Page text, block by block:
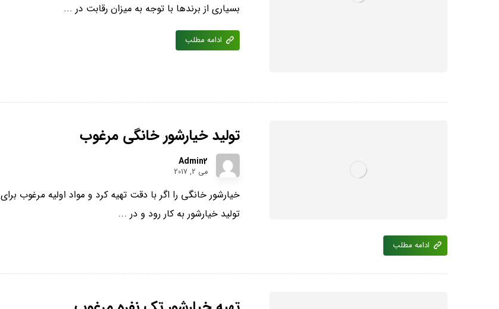
بسیاری از برندها با توجه به میزان رقابت در ...
ادامه مطلب
تولید خیارشور خانگی مرغوب
Admin2
می 2, 2017
خیارشور خانگی را اگر با دقت تهیه کرد و مواد اولیه مرغوب برای
تولید خیارشور به کار رود و در ...
ادامه مطلب